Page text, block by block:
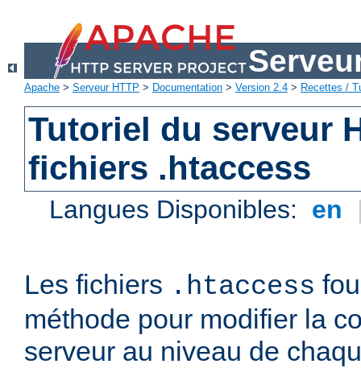
Apache > Serveur HTTP > Documentation > Version 2.4 > Recettes /
Tutoriel du serveur
fichiers .htaccess
Langues Disponibles: en
Les fichiers .htaccess
méthode pour modifier la
serveur au niveau de